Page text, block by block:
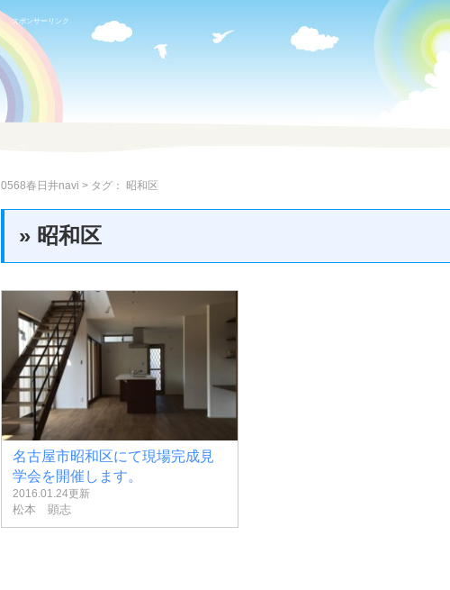
スポンサーリンク
0568春日井navi > タグ： 昭和区
» 昭和区
名古屋市昭和区にて現場完成見
学会を開催します。
2016.01.24更新
松本 顕志